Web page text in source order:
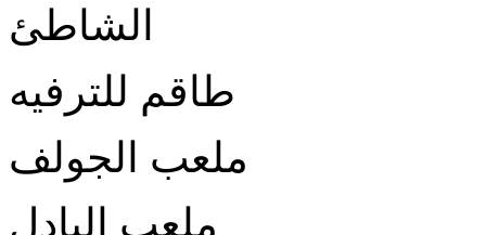
الشاطئ
طاقم للترفيه
ملعب الجولف
ملعب البادل